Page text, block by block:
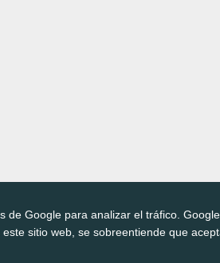
de Google para analizar el tráfico.
sitio web, se sobreentiende que